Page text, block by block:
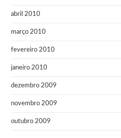
abril 2010
março 2010
fevereiro 2010
janeiro 2010
dezembro 2009
novembro 2009
outubro 2009